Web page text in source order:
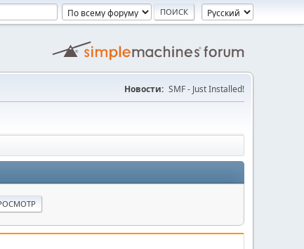
Новости: SMF - Just Installed!